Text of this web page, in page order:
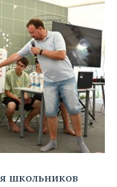
школьников